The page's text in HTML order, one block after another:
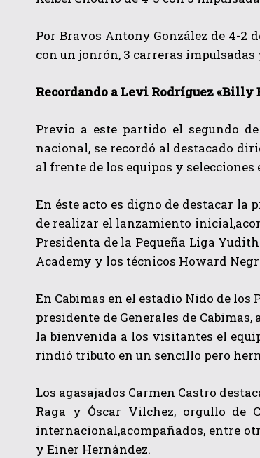
Por Bravos Antony González de 4-2
con un jonrón, 3 carreras impulsadas
Recordando a Levi Rodríguez «Billy
Previo a este partido el segundo
nacional, se recordó al destacado
al frente de los equipos y
En éste acto es digno de destacar la
de realizar el lanzamiento
Presidenta de la Pequeña Liga
Academy y los técnicos Howard
En Cabimas en el estadio Nido de los
presidente de Generales de
la bienvenida a los visitantes el
rindió tributo en un sencillo pero
Los agasajados Carmen Castro
Raga y Óscar Vilchez, orgullo de
internacional,acompañados, entre
y Einer Hernández.